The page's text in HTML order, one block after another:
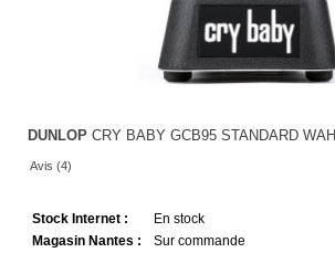
DUNLOP CRY BABY GCB95 STANDARD WAH
Avis (4)
Stock Internet :
En stock
Magasin Nantes :
Sur commande